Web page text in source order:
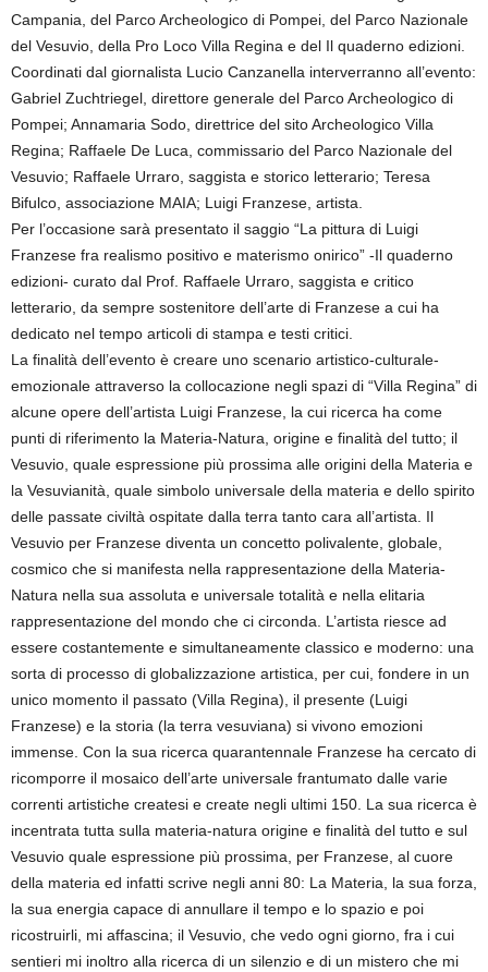
Campania, del Parco Archeologico di Pompei, del Parco Nazionale
del Vesuvio, della Pro Loco Villa Regina e del Il quaderno edizioni.
Coordinati dal giornalista Lucio Canzanella interverranno all’evento:
Gabriel Zuchtriegel, direttore generale del Parco Archeologico di
Pompei; Annamaria Sodo, direttrice del sito Archeologico Villa
Regina; Raffaele De Luca, commissario del Parco Nazionale del
Vesuvio; Raffaele Urraro, saggista e storico letterario; Teresa
Bifulco, associazione MAIA; Luigi Franzese, artista.
Per l’occasione sarà presentato il saggio “La pittura di Luigi
Franzese fra realismo positivo e materismo onirico” -Il quaderno
edizioni- curato dal Prof. Raffaele Urraro, saggista e critico
letterario, da sempre sostenitore dell’arte di Franzese a cui ha
dedicato nel tempo articoli di stampa e testi critici.
La finalità dell’evento è creare uno scenario artistico-culturale-
emozionale attraverso la collocazione negli spazi di “Villa Regina” di
alcune opere dell’artista Luigi Franzese, la cui ricerca ha come
punti di riferimento la Materia-Natura, origine e finalità del tutto; il
Vesuvio, quale espressione più prossima alle origini della Materia e
la Vesuvianità, quale simbolo universale della materia e dello spirito
delle passate civiltà ospitate dalla terra tanto cara all’artista. Il
Vesuvio per Franzese diventa un concetto polivalente, globale,
cosmico che si manifesta nella rappresentazione della Materia-
Natura nella sua assoluta e universale totalità e nella elitaria
rappresentazione del mondo che ci circonda. L’artista riesce ad
essere costantemente e simultaneamente classico e moderno: una
sorta di processo di globalizzazione artistica, per cui, fondere in un
unico momento il passato (Villa Regina), il presente (Luigi
Franzese) e la storia (la terra vesuviana) si vivono emozioni
immense. Con la sua ricerca quarantennale Franzese ha cercato di
ricomporre il mosaico dell’arte universale frantumato dalle varie
correnti artistiche createsi e create negli ultimi 150. La sua ricerca è
incentrata tutta sulla materia-natura origine e finalità del tutto e sul
Vesuvio quale espressione più prossima, per Franzese, al cuore
della materia ed infatti scrive negli anni 80: La Materia, la sua forza,
la sua energia capace di annullare il tempo e lo spazio e poi
ricostruirli, mi affascina; il Vesuvio, che vedo ogni giorno, fra i cui
sentieri mi inoltro alla ricerca di un silenzio e di un mistero che mi